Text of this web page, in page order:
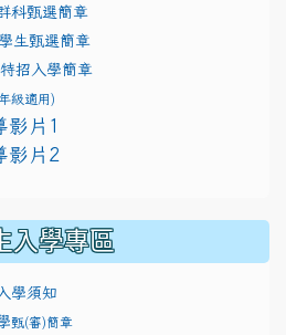
科甄選簡章
生甄選簡章
特招入學簡章
級適用)
presentation/d/
影片1
presentation/d/
影片2
入學專區
學須知
甄(審)簡章